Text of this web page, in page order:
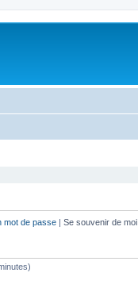
mot de passe | Se souvenir de moi